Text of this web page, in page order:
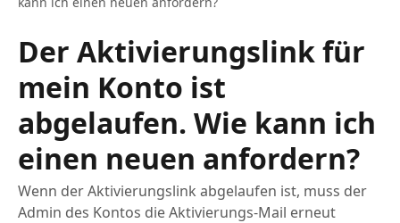
Der Aktivierungslink für
mein Konto ist
abgelaufen. Wie kann ich
einen neuen anfordern?
Wenn der Aktivierungslink abgelaufen ist, muss der
Admin des Kontos die Aktivierungs-Mail erneut